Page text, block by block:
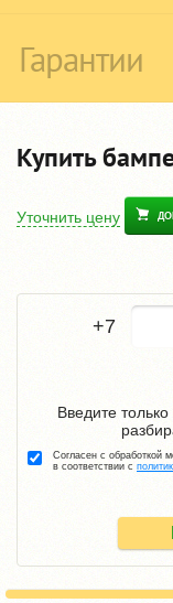
Гарантии
Купить
Уточнить цену
+7
Введите
Согласен с обработкой
в соответствии с